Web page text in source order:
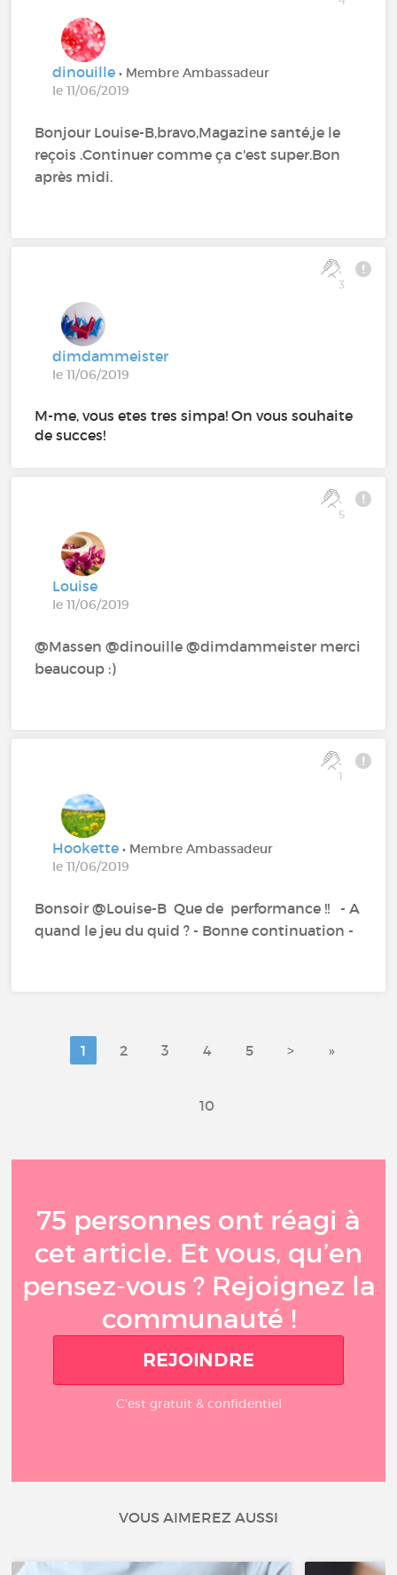
dinouille• Membre Ambassadeur
le 11/06/2019
Bonjour Louise-B,bravo,Magazine santé,je le
reçois .Continuer comme ça c'est super.Bon
après midi.
3
dimdammeister
le 11/06/2019
M-me, vous etes tres simpa! On vous souhaite
de succes!
5
Louise
le 11/06/2019
@Massen @dinouille‍ @dimdammeister‍ merci
beaucoup :)
1
Hookette• Membre Ambassadeur
le 11/06/2019
Bonsoir @Louise-B‍ Que de performance !! - A
quand le jeu du quid ? - Bonne continuation -
1 2 3 4 5 > »
10
75 personnes ont réagi à
cet article. Et vous, qu’en
pensez-vous ? Rejoignez la
communauté !
REJOINDRE
C'est gratuit & confidentiel
VOUS AIMEREZ AUSSI